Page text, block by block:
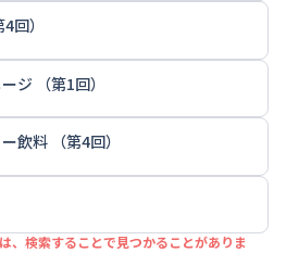
回）
ジ （第1回）
飲料 （第4回）
、検索することで見つかることがありま